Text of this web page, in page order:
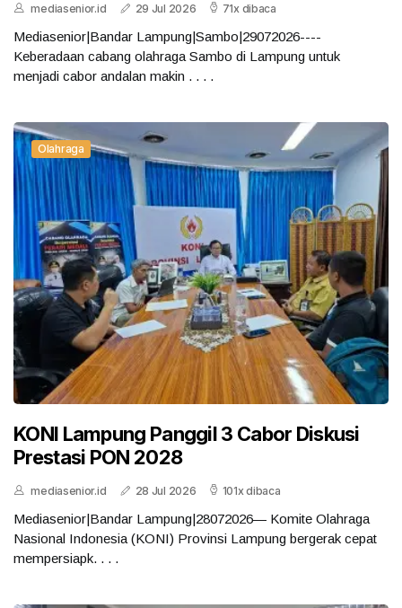
mediasenior.id 29 Jul 2026 71x dibaca
Mediasenior|Bandar Lampung|Sambo|29072026----
Keberadaan cabang olahraga Sambo di Lampung untuk
menjadi cabor andalan makin . . . .
Olahraga
KONI Lampung Panggil 3 Cabor Diskusi
Prestasi PON 2028
mediasenior.id 28 Jul 2026 101x dibaca
Mediasenior|Bandar Lampung|28072026— Komite Olahraga
Nasional Indonesia (KONI) Provinsi Lampung bergerak cepat
mempersiapk. . . .